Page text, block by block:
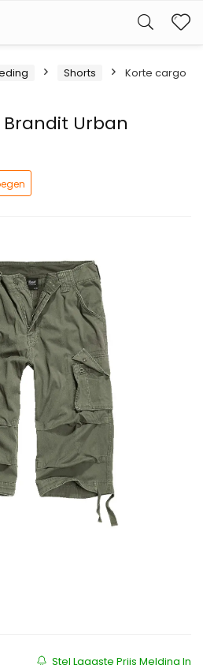
Shorts
Korte cargo
Urban
Stel Laagste Prijs Melding In